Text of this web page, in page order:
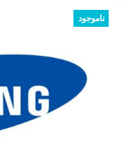
ناموجود